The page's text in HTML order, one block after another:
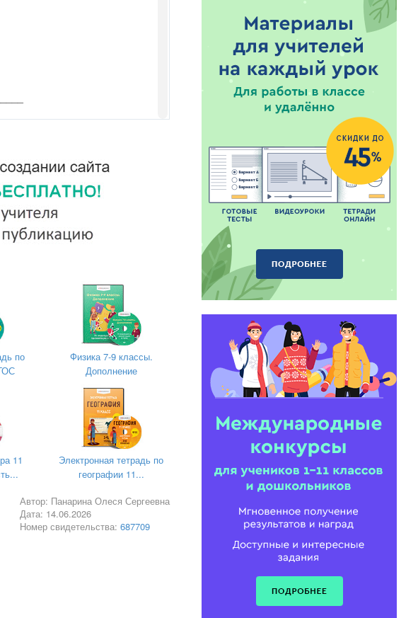
в темноте , то оно
по
Физика 7-9 классы.
Дополнение
11
Электронная тетрадь по
географии 11...
Автор: Панарина Олеся Сергеевна
Дата: 14.06.2026
Номер свидетельства: 687709